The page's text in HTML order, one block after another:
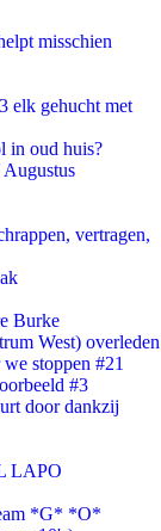
misschien
elk gehucht met
in oud huis?
vertragen,
Burke
West) overleden
stoppen #21
#3
door dankzij
LAPO
*G* *O*